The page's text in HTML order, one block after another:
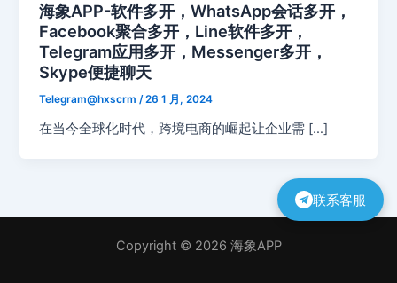
海象APP-软件多开，WhatsApp会话多开，
Facebook聚合多开，Line软件多开，
Telegram应用多开，Messenger多开，
Skype便捷聊天
Telegram@hxscrm/26 1 月, 2024
在当今全球化时代，跨境电商的崛起让企业需 […]
Copyright © 2026 海象APP
联系客服